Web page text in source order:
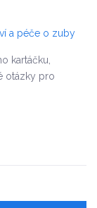
a péče o zuby
kartáčku,
otázky pro